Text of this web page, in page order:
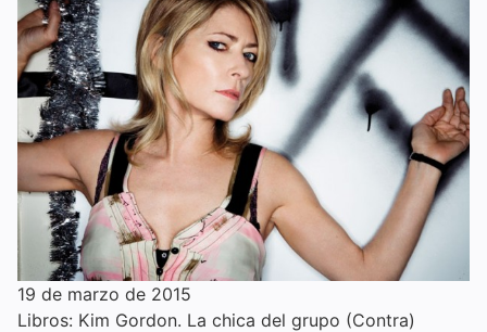
19 de marzo de 2015
Libros: Kim Gordon. La chica del grupo (Contra)